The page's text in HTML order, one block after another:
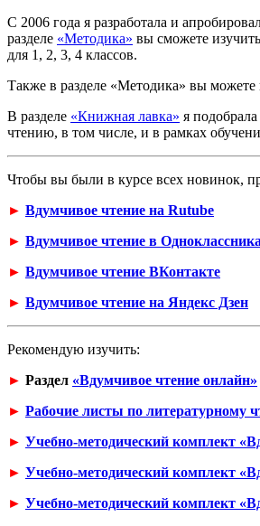
С 2006 года я разработала и
разделе «Методика» вы сможете
для 1, 2, 3, 4 классов.
Также в разделе «Методика» вы можете
В разделе «Книжная лавка» я
чтению, в том числе, и в рамках
Чтобы вы были в курсе всех новинок,
► Вдумчивое чтение на Rutube
► Вдумчивое чтение в
► Вдумчивое чтение ВКонтакте
► Вдумчивое чтение на Яндекс Дзен
Рекомендую изучить:
► Раздел «Вдумчивое чтение онлайн»
► Рабочие листы по литературному
► Учебно-методический комплект
► Учебно-методический комплект
► Учебно-методический комплект